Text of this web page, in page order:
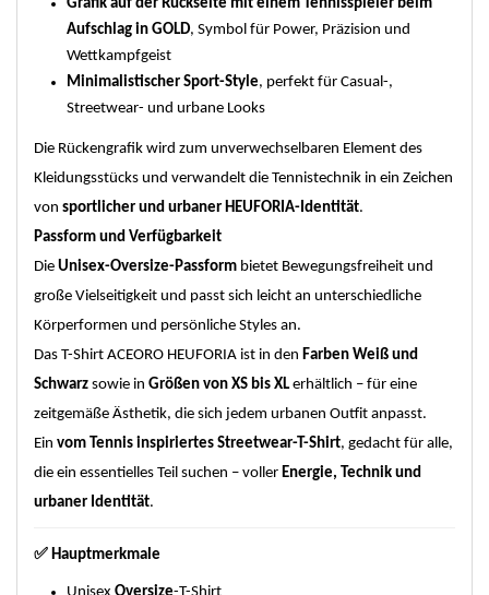
Grafik auf der Rückseite mit einem Tennisspieler beim
Aufschlag in GOLD, Symbol für Power, Präzision und
Wettkampfgeist
Minimalistischer Sport-Style, perfekt für Casual-,
Streetwear- und urbane Looks
Die Rückengrafik wird zum unverwechselbaren Element des
Kleidungsstücks und verwandelt die Tennistechnik in ein Zeichen
von sportlicher und urbaner HEUFORIA-Identität.
Passform und Verfügbarkeit
Die Unisex-Oversize-Passform bietet Bewegungsfreiheit und
große Vielseitigkeit und passt sich leicht an unterschiedliche
Körperformen und persönliche Styles an.
Das T-Shirt ACEORO HEUFORIA ist in den Farben Weiß und
Schwarz sowie in Größen von XS bis XLerhältlich – für eine
zeitgemäße Ästhetik, die sich jedem urbanen Outfit anpasst.
Ein vom Tennis inspiriertes Streetwear-T-Shirt, gedacht für alle,
die ein essentielles Teil suchen – voller Energie, Technik und
urbaner Identität.
✅ Hauptmerkmale